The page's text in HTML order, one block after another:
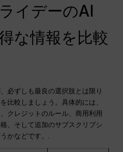
イデーのAI
な情報を比較
必ずしも最良の選択肢とは限り
比較しましょう。具体的には、
クレジットのルール、商用利用
、そして追加のサブスクリプシ
かなどです。.